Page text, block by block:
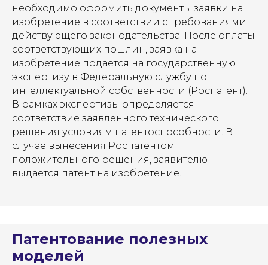
необходимо оформить документы заявки на
изобретение в соответствии с требованиями
действующего законодательства. После оплаты
соответствующих пошлин, заявка на
изобретение подается на государственную
экспертизу в Федеральную службу по
интеллектуальной собственности (Роспатент).
В рамках экспертизы определяется
соответствие заявленного технического
решения условиям патентоспособности. В
случае вынесения Роспатентом
положительного решения, заявителю
выдается патент на изобретение.
Патентование полезных
моделей